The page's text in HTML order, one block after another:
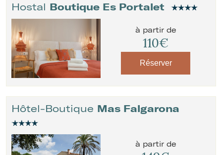
Hostal Boutique Es Portalet
à partir de
110€
Réserver
Hôtel-Boutique Mas Falgarona
à partir de